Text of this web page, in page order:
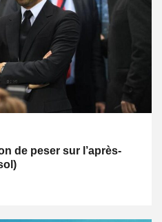
de peser sur l’après-